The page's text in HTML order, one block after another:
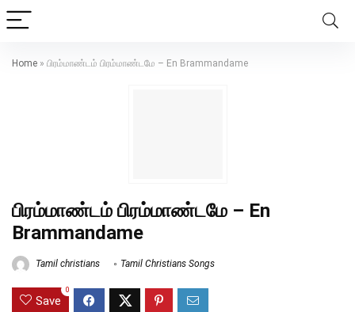
Home » பிரம்மாண்டம் பிரம்மாண்டமே – En Brammandame
பிரம்மாண்டம் பிரம்மாண்டமே – En
Brammandame
Tamil christians Tamil Christians Songs
Save
0